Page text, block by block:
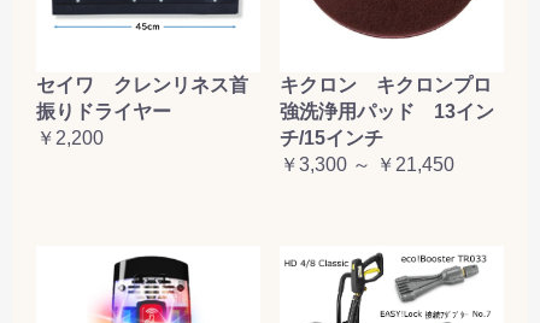
セイワ クレンリネス首
振りドライヤー
￥2,200
キクロン キクロンプロ
強洗浄用パッド 13イン
チ/15インチ
￥3,300 ～ ￥21,450